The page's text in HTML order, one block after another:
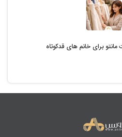
برای خانم های قدکوتاه